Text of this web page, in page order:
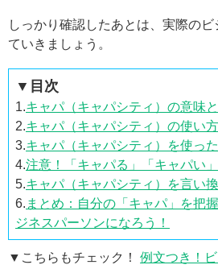
しっかり確認したあとは、実際の
ていきましょう。
▼目次
1.キャパ（キャパシティ）の意味
2.キャパ（キャパシティ）の使い方
3.キャパ（キャパシティ）を使っ
4.注意！「キャパる」「キャパい
5.キャパ（キャパシティ）を言い
6. まとめ：自分の「キャパ」を把
ジネスパーソンになろう！
▼こちらもチェック！ 例文つき！